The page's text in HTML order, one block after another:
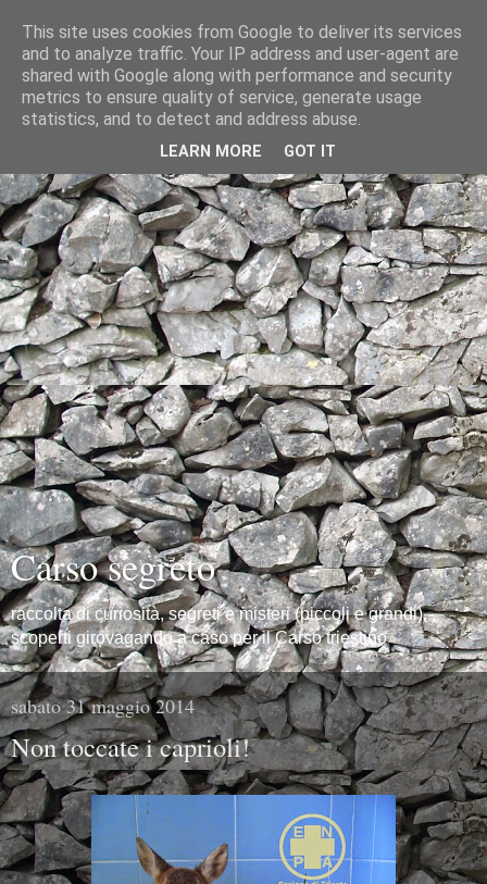
Carso segreto
raccolta di curiosità, segreti e misteri (piccoli e grandi),
scoperti girovagando a caso per il Carso triestino
sabato 31 maggio 2014
Non toccate i caprioli!
This site uses cookies from Google to deliver its services
and to analyze traffic. Your IP address and user-agent are
shared with Google along with performance and security
metrics to ensure quality of service, generate usage
statistics, and to detect and address abuse.
LEARN MORE GOT IT